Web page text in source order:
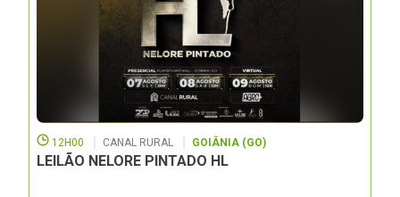
12H00 CANAL RURAL GOIÂNIA (GO)
LEILÃO NELORE PINTADO HL